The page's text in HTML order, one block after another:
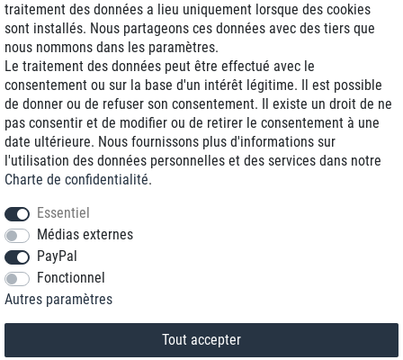
Livraison J+1
Frais d'expédition réduits
Reconditionnée avec garantie
+33 1 70 99 07 94 *
* Vous pouvez nous joindre aux tarifs locaux du lundi au vendredi de 9h à 18h.
traitement des données a lieu uniquement lorsque des cookies
sont installés. Nous partageons ces données avec des tiers que
nous nommons dans les paramètres.
Le traitement des données peut être effectué avec le
consentement ou sur la base d'un intérêt légitime. Il est possible
de donner ou de refuser son consentement. Il existe un droit de ne
pas consentir et de modifier ou de retirer le consentement à une
date ultérieure. Nous fournissons plus d'informations sur
l'utilisation des données personnelles et des services dans notre
Charte de confidentialité.
Essentiel
Médias externes
PayPal
Fonctionnel
Autres paramètres
Tout accepter